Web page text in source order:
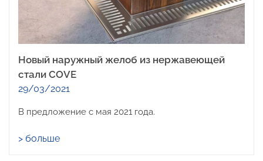
Новый наружный желоб из нержавеющей
стали COVE
29/03/2021
В предложение с мая 2021 года.
> больше